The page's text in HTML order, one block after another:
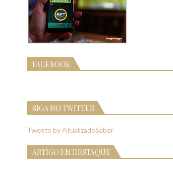
FACEBOOK
SIGA NO TWITTER
Tweets by AtualizadoSaber
ARTIGO EM DESTAQUE